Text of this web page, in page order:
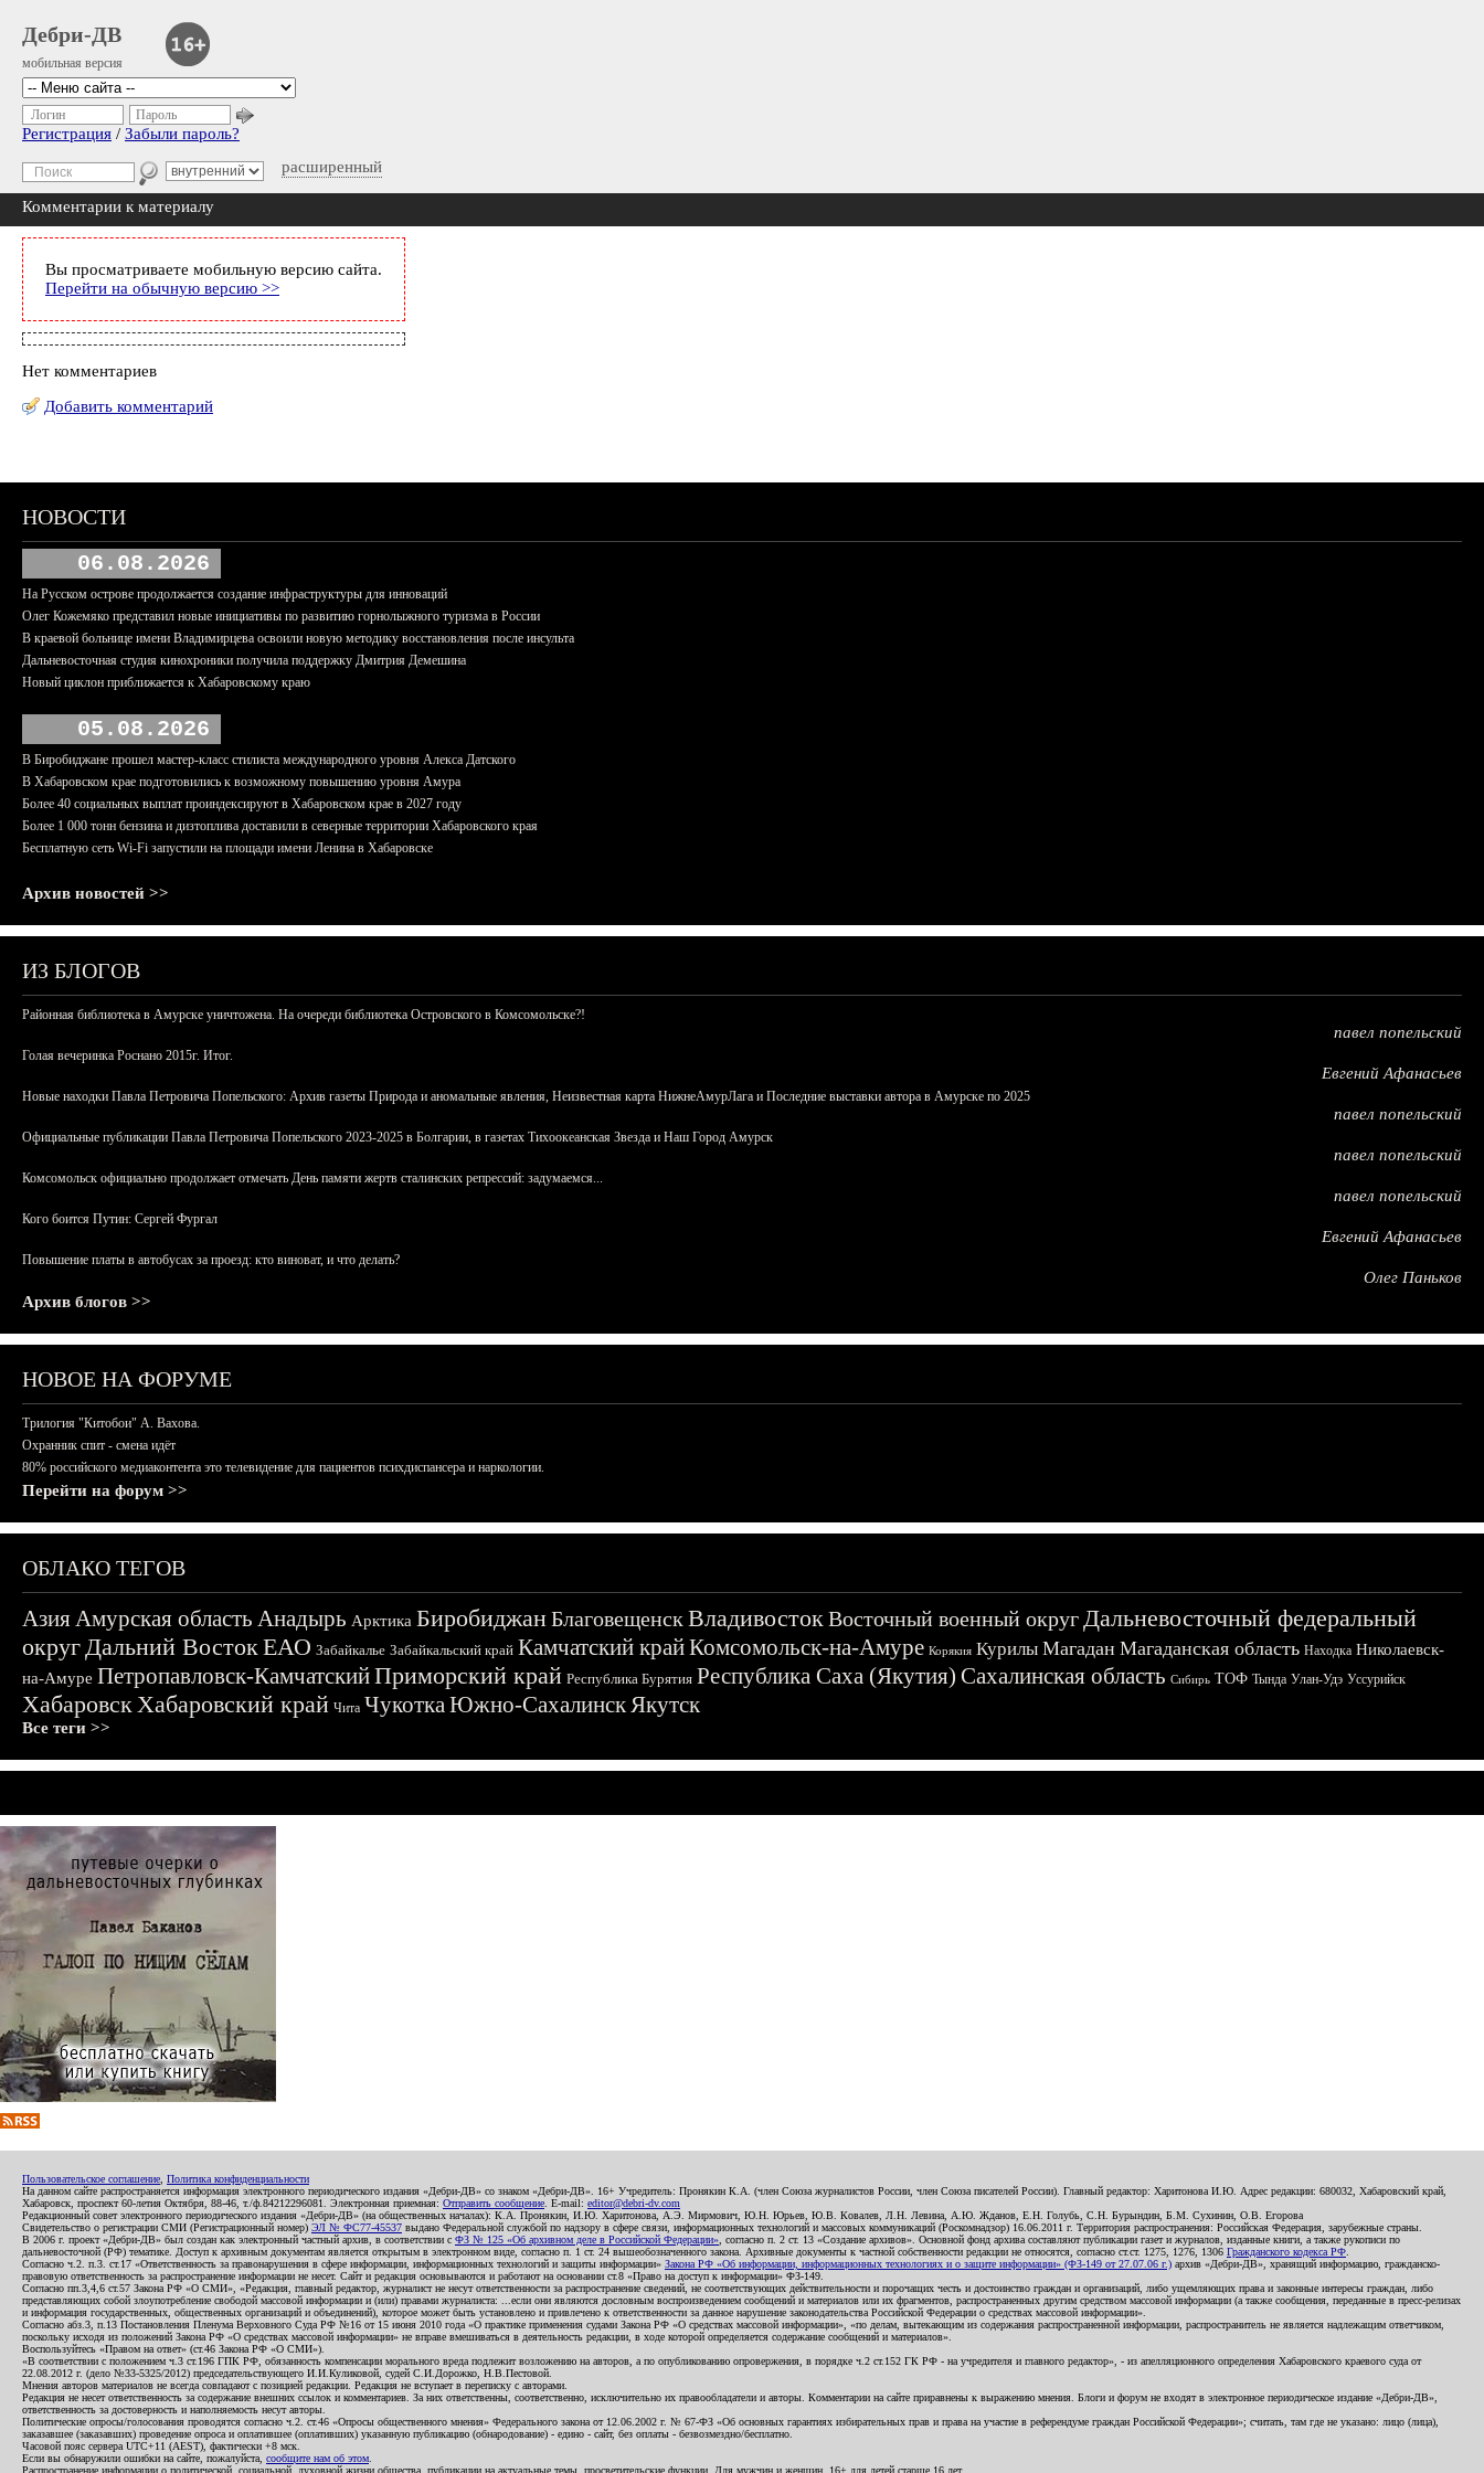
Дебри-ДВ
мобильная версия
расширенный
Логин Пароль
Регистрация / Забыли пароль?
Комментарии к материалу
Вы просматриваете мобильную версию сайта.
Перейти на обычную версию >>
Нет комментариев
Добавить комментарий
НОВОСТИ
06.08.2026
На Русском острове продолжается создание инфраструктуры для инноваций
Олег Кожемяко представил новые инициативы по развитию горнолыжного туризма в России
В краевой больнице имени Владимирцева освоили новую методику восстановления после инсульта
Дальневосточная студия кинохроники получила поддержку Дмитрия Демешина
Новый циклон приближается к Хабаровскому краю
05.08.2026
В Биробиджане прошел мастер-класс стилиста международного уровня Алекса Датского
В Хабаровском крае подготовились к возможному повышению уровня Амура
Более 40 социальных выплат проиндексируют в Хабаровском крае в 2027 году
Более 1 000 тонн бензина и дизтоплива доставили в северные территории Хабаровского края
Бесплатную сеть Wi-Fi запустили на площади имени Ленина в Хабаровске
Архив новостей >>
ИЗ БЛОГОВ
Районная библиотека в Амурске уничтожена. На очереди библиотека Островского в Комсомольске?!
павел попельский
Голая вечеринка Роснано 2015г. Итог.
Евгений Афанасьев
Новые находки Павла Петровича Попельского: Архив газеты Природа и аномальные явления, Неизвестная карта НижнеАмурЛага и Последние выставки автора в Амурске по 2025
павел попельский
Официальные публикации Павла Петровича Попельского 2023-2025 в Болгарии, в газетах Тихоокеанская Звезда и Наш Город Амурск
павел попельский
Комсомольск официально продолжает отмечать День памяти жертв сталинских репрессий: задумаемся...
павел попельский
Кого боится Путин: Сергей Фургал
Евгений Афанасьев
Повышение платы в автобусах за проезд: кто виноват, и что делать?
Олег Паньков
Архив блогов >>
НОВОЕ НА ФОРУМЕ
Трилогия "Китобои" А. Вахова.
Охранник спит - смена идёт
80% российского медиаконтента это телевидение для пациентов психдиспансера и наркологии.
Перейти на форум >>
ОБЛАКО ТЕГОВ
АзияАмурская область Анадырь Арктика БиробиджанБлаговещенскВладивостокВосточный военный округДальневосточный федеральный
округДальний ВостокЕАО Забайкалье Забайкальский край Камчатский крайКомсомольск-на-Амуре Корякия Курилы Магадан Магаданская область Находка Николаевск-
на-Амуре Петропавловск-КамчатскийПриморский край Республика Бурятия Республика Саха (Якутия) Сахалинская область Сибирь ТОФ Тында Улан-Удэ Уссурийск
ХабаровскХабаровский край Чита ЧукоткаЮжно-СахалинскЯкутск
Все теги >>
Пользовательское соглашение Политика конфиденциальности
На данном сайте распространяется информация электронного периодического издания «Дебри-ДВ» со знаком «Дебри-ДВ». 16+ Учредитель: Пронякин К.А. (член Союза журналистов России, член Союза писателей России). Главный редактор: Харитонова И.Ю. Адрес редакции: 680032, Хабаровский край,
Хабаровск, проспект 60-летия Октября, 88-46, т./ф.84212296081. Электронная приемная: Отправить сообщение . E-mail: editor@debri-dv.com
Редакционный совет электронного периодического издания «Дебри-ДВ» (на общественных началах): К.А. Пронякин, И.Ю. Харитонова, А.Э. Мирмович, Ю.Н. Юрьев, Ю.В. Ковалев, Л.Н. Левина, А.Ю. Жданов, Е.Н. Голубь, С.Н. Бурындин, Б.М. Сухинин, О.В. Егорова
Свидетельство о регистрации СМИ (Регистрационный номер) ЭЛ № ФС77-45537 выдано Федеральной службой по надзору в сфере связи, информационных технологий и массовых коммуникаций (Роскомнадзор) 16.06.2011 г. Территория распространения: Российская Федерация, зарубежные страны.
В 2006 г. проект «Дебри-ДВ» был создан как электронный частный архив, в соответствии с ФЗ № 125 «Об архивном деле в Российской Федерации» , согласно п. 2 ст. 13 «Создание архивов». Основной фонд архива составляют публикации газет и журналов, изданные книги, а также рукописи по
дальневосточной (РФ) тематике. Доступ к архивным документам является открытым в электронном виде, согласно п. 1 ст. 24 вышеобозначенного закона. Архивные документы к частной собственности редакции не относятся, согласно ст.ст. 1275, 1276, 1306 Гражданского кодекса РФ
Согласно ч.2. п.3. ст.17 «Ответственность за правонарушения в сфере информации, информационных технологий и защиты информации» Закона РФ «Об информации, информационных технологиях и о защите информации» (ФЗ-149 от 27.07.06 г.) архив «Дебри-ДВ», хранящий информацию, гражданско-
правовую ответственность за распространение информации не несет. Сайт и редакция основываются и работают на основании ст.8 «Право на доступ к информации» ФЗ-149.
Согласно пп.3,4,6 ст.57 Закона РФ «О СМИ», «Редакция, главный редактор, журналист не несут ответственности за распространение сведений, не соответствующих действительности и порочащих честь и достоинство граждан и организаций, либо ущемляющих права и законные интересы граждан, либо
представляющих собой злоупотребление свободой массовой информации и (или) правами журналиста: ...если они являются дословным воспроизведением сообщений и материалов или их фрагментов, распространенных другим средством массовой информации (а также сообщения, переданные в пресс-релизах
и информация государственных, общественных организаций и объединений), которое может быть установлено и привлечено к ответственности за данное нарушение законодательства Российской Федерации о средствах массовой информации».
Согласно абз.3, п.13 Постановления Пленума Верховного Суда РФ №16 от 15 июня 2010 года «О практике применения судами Закона РФ «О средствах массовой информации», «по делам, вытекающим из содержания распространенной информации, распространитель не является надлежащим ответчиком,
поскольку исходя из положений Закона РФ «О средствах массовой информации» не вправе вмешиваться в деятельность редакции, в ходе которой определяется содержание сообщений и материалов».
Воспользуйтесь «Правом на ответ» (ст.46 Закона РФ «О СМИ»).
«В соответствии с положением ч.3 ст.196 ГПК РФ, обязанность компенсации морального вреда подлежит возложению на авторов, а по опубликованию опровержения, в порядке ч.2 ст.152 ГК РФ - на учредителя и главного редактор», - из апелляционного определения Хабаровского краевого суда от
22.08.2012 г. (дело №33-5325/2012) председательствующего И.И.Куликовой, судей С.И.Дорожко, Н.В.Пестовой.
Мнения авторов материалов не всегда совпадают с позицией редакции. Редакция не вступает в переписку с авторами.
Редакция не несет ответственность за содержание внешних ссылок и комментариев. За них ответственны, соответственно, исключительно их правообладатели и авторы. Комментарии на сайте приравнены к выражению мнения. Блоги и форум не входят в электронное периодическое издание «Дебри-ДВ»,
ответственность за достоверность и наполняемость несут авторы.
Политические опросы/голосования проводятся согласно ч.2. ст.46 «Опросы общественного мнения» Федерального закона от 12.06.2002 г. № 67-ФЗ «Об основных гарантиях избирательных прав и права на участие в референдуме граждан Российской Федерации»; считать, там где не указано: лицо (лица),
заказавшее (заказавших) проведение опроса и оплатившее (оплативших) указанную публикацию (обнародование) - едино - сайт, без оплаты - безвозмездно/бесплатно.
Часовой пояс сервера UTC+11 (AEST), фактически +8 мск.
Если вы обнаружили ошибки на сайте, пожалуйста, сообщите нам об этом
Распространение информации о политической, социальной, духовной жизни общества, публикации на актуальные темы, просветительские функции. Для мужчин и женщин. 16+ для детей старше 16 лет.